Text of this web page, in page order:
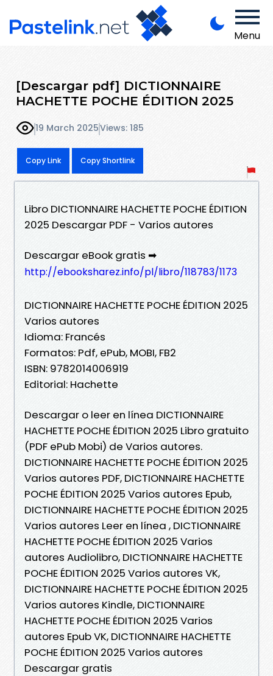
Menu
[Descargar pdf] DICTIONNAIRE
HACHETTE POCHE ÉDITION 2025
19 March 2025Views: 185
Copy Link Copy Shortlink
Libro DICTIONNAIRE HACHETTE POCHE ÉDITION
2025 Descargar PDF - Varios autores
Descargar eBook gratis ➡
http://ebooksharez.info/pl/libro/118783/1173
DICTIONNAIRE HACHETTE POCHE ÉDITION 2025
Varios autores
Idioma: Francés
Formatos: Pdf, ePub, MOBI, FB2
ISBN: 9782014006919
Editorial: Hachette
Descargar o leer en línea DICTIONNAIRE
HACHETTE POCHE ÉDITION 2025 Libro gratuito
(PDF ePub Mobi) de Varios autores.
DICTIONNAIRE HACHETTE POCHE ÉDITION 2025
Varios autores PDF, DICTIONNAIRE HACHETTE
POCHE ÉDITION 2025 Varios autores Epub,
DICTIONNAIRE HACHETTE POCHE ÉDITION 2025
Varios autores Leer en línea , DICTIONNAIRE
HACHETTE POCHE ÉDITION 2025 Varios
autores Audiolibro, DICTIONNAIRE HACHETTE
POCHE ÉDITION 2025 Varios autores VK,
DICTIONNAIRE HACHETTE POCHE ÉDITION 2025
Varios autores Kindle, DICTIONNAIRE
HACHETTE POCHE ÉDITION 2025 Varios
autores Epub VK, DICTIONNAIRE HACHETTE
POCHE ÉDITION 2025 Varios autores
Descargar gratis